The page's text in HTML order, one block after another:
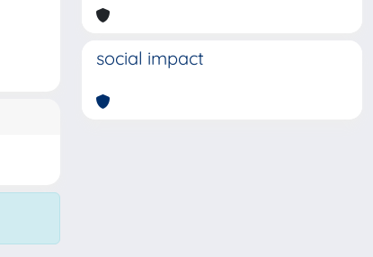
social impact